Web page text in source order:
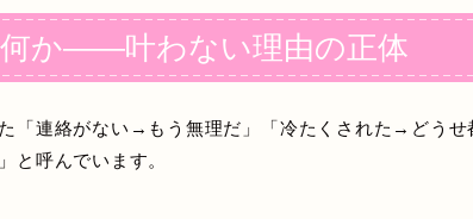
何か——叶わない理由の正体
「連絡がない→もう無理だ」「冷たくされた→どうせ
と呼んでいます。